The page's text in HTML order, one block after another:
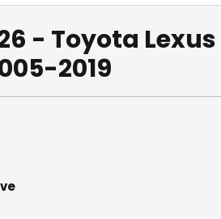
26 - Toyota Lexus
2019